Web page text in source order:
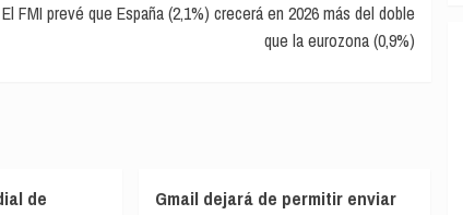
El FMI prevé que España (2,1%) crecerá en 2026 más del doble
que la eurozona (0,9%)
de
Gmail dejará de permitir enviar